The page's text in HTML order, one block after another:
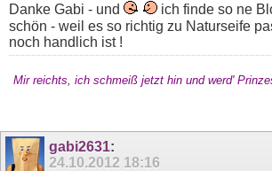
Danke Gabi - und
ich finde so ne
schön - weil es so richtig zu Naturseife
noch handlich ist !
Mir reichts, ich schmeiß jetzt hin und werd'
gabi2631:
24.10.2012 18:16